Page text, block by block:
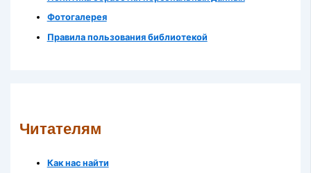
Фотогалерея
Правила пользования библиотекой
Читателям
Как нас найти